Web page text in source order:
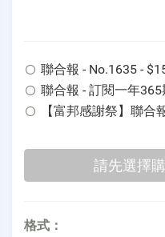
聯合報 - No.1635 -
聯合報 - 訂閱一年365
【富邦感謝祭】聯合
格式：